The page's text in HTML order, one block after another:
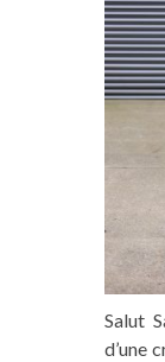
Salut
d’une